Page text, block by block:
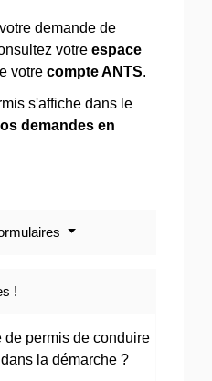
demande de
votreespace
votrecompte ANTS.
s'affiche dans le
demandes en
!
de permis de conduire
la démarche ?